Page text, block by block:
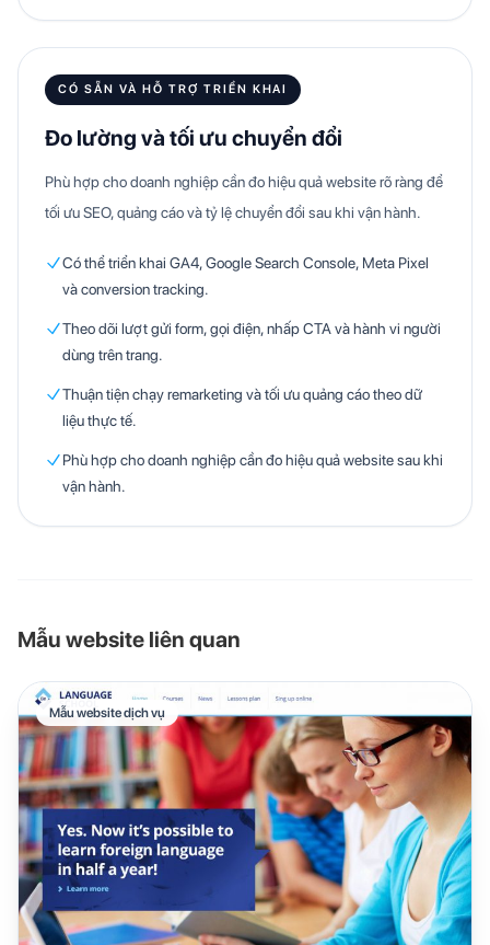
CÓ SẴN VÀ HỖ TRỢ TRIỂN KHAI
Đo lường và tối ưu chuyển đổi
Phù hợp cho doanh nghiệp cần đo hiệu quả website rõ ràng để
tối ưu SEO, quảng cáo và tỷ lệ chuyển đổi sau khi vận hành.
Có thể triển khai GA4, Google Search Console, Meta Pixel
và conversion tracking.
Theo dõi lượt gửi form, gọi điện, nhấp CTA và hành vi người
dùng trên trang.
Thuận tiện chạy remarketing và tối ưu quảng cáo theo dữ
liệu thực tế.
Phù hợp cho doanh nghiệp cần đo hiệu quả website sau khi
vận hành.
Mẫu website liên quan
Mẫu website dịch vụ